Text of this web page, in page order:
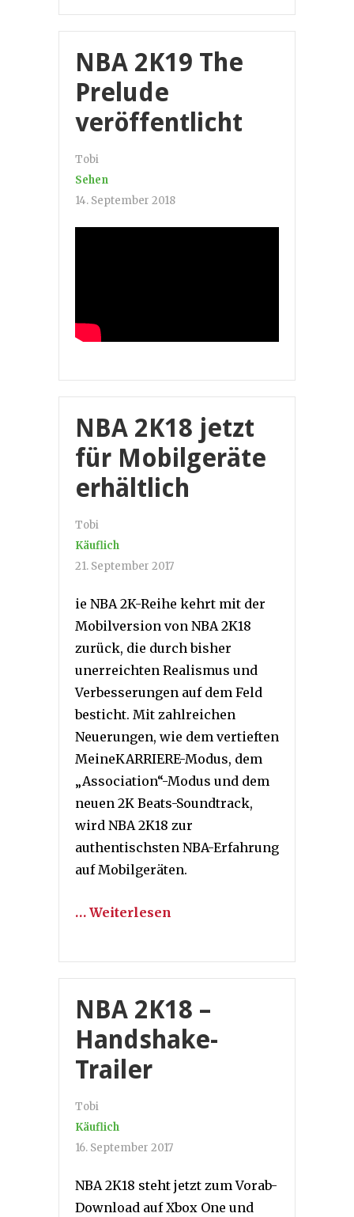
NBA 2K19 The
Prelude
veröffentlicht
Tobi
Sehen
14. September 2018
NBA 2K18 jetzt
für Mobilgeräte
erhältlich
Tobi
Käuflich
21. September 2017
ie NBA 2K-Reihe kehrt mit der
Mobilversion von NBA 2K18
zurück, die durch bisher
unerreichten Realismus und
Verbesserungen auf dem Feld
besticht. Mit zahlreichen
Neuerungen, wie dem vertieften
MeineKARRIERE-Modus, dem
„Association“-Modus und dem
neuen 2K Beats-Soundtrack,
wird NBA 2K18 zur
authentischsten NBA-Erfahrung
auf Mobilgeräten.
… Weiterlesen
NBA 2K18 –
Handshake-
Trailer
Tobi
Käuflich
16. September 2017
NBA 2K18 steht jetzt zum Vorab-
Download auf Xbox One und